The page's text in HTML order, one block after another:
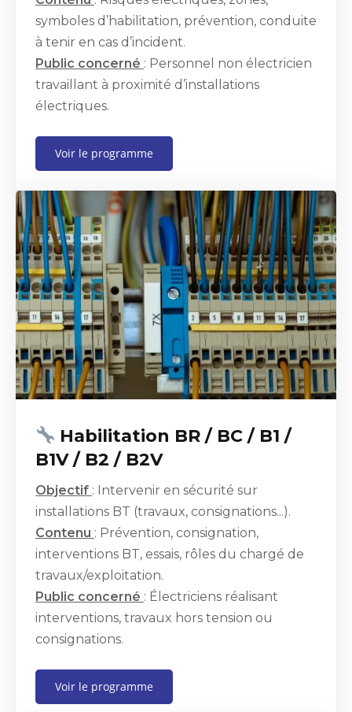
symboles d’habilitation, prévention, conduite
à tenir en cas d’incident.
Public concerné : Personnel non électricien
travaillant à proximité d’installations
électriques.
Voir le programme
Habilitation BR / BC / B1 /
B1V / B2 / B2V
Objectif : Intervenir en sécurité sur
installations BT (travaux, consignations...).
Contenu : Prévention, consignation,
interventions BT, essais, rôles du chargé de
travaux/exploitation.
Public concerné : Électriciens réalisant
interventions, travaux hors tension ou
consignations.
Voir le programme